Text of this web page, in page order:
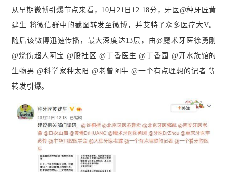
从早期微博引爆节点来看，10月21日12:18分，牙医@种牙匠黄
建生 将微信群中的截图转发至微博，并艾特了众多医疗大V。
随后该微博迅速传播，最大深度达13层，由@魔术牙医徐勇刚
@烧伤超人阿宝 @股社区 @丁香医生 @丁香园 @开水族馆的
生物男 @科学家种太阳 @老曾阿牛 @一个有点理想的记者 等
转发引爆。